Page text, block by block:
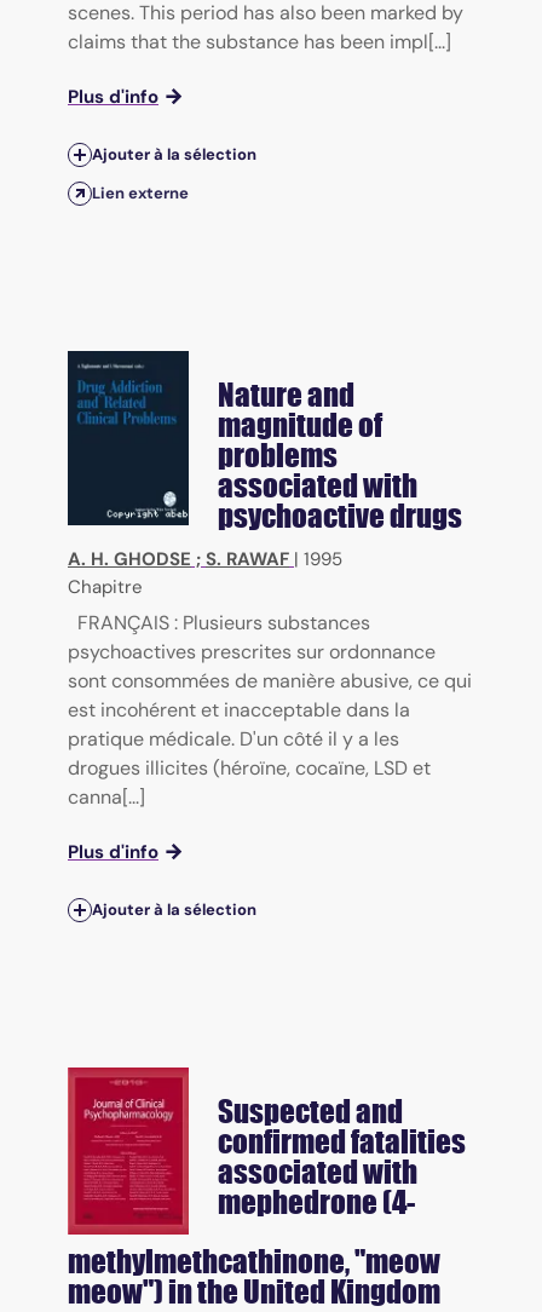
scenes. This period has also been marked by
claims that the substance has been impl[...]
Plus d'info
Ajouter à la sélection
Lien externe
Nature and
magnitude of
problems
associated with
psychoactive drugs
A. H. GHODSE ; S. RAWAF | 1995
Chapitre
FRANÇAIS : Plusieurs substances
psychoactives prescrites sur ordonnance
sont consommées de manière abusive, ce qui
est incohérent et inacceptable dans la
pratique médicale. D'un côté il y a les
drogues illicites (héroïne, cocaïne, LSD et
canna[...]
Plus d'info
Ajouter à la sélection
Suspected and
confirmed fatalities
associated with
mephedrone (4-
methylmethcathinone, "meow
meow") in the United Kingdom